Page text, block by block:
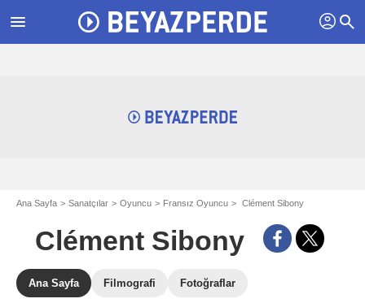
menu profil search
Ana Sayfa Sanatçılar Oyuncu Fransız Oyuncu Clément Sibony
Clément Sibony
Ana Sayfa Filmografi Fotoğraflar